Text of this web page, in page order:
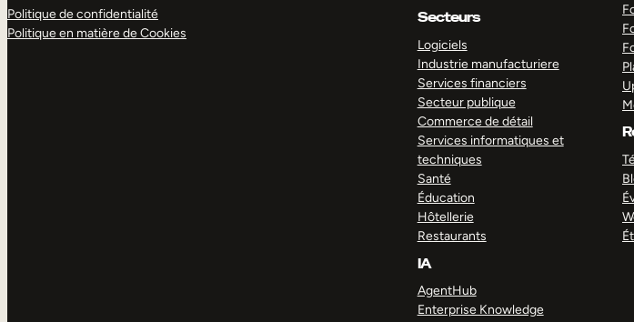
Politique de confidentialité
Politique en matière de Cookies
Secteurs
Logiciels
Industrie manufacturiere
Services financiers
Secteur publique
Commerce de détail
Services informatiques et
techniques
Santé
Éducation
Hôtellerie
Restaurants
IA
AgentHub
Enterprise Knowledge